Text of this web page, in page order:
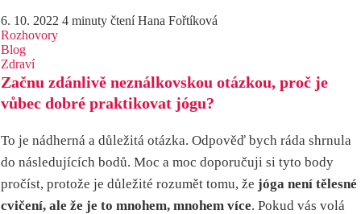
6. 10. 2022 4 minuty čtení Hana Fořtíková
Rozhovory
Blog
Zdraví
Začnu zdánlivě neználkovskou otázkou, proč je
vůbec dobré praktikovat jógu?
To je nádherná a důležitá otázka. Odpověď bych ráda shrnula
do následujících bodů. Moc a moc doporučuji si tyto body
pročíst, protože je důležité rozumět tomu, že jóga není tělesné
cvičení, ale že je to mnohem, mnohem více. Pokud vás volá